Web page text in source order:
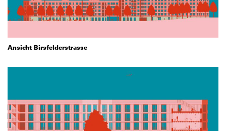
Ansicht Birsfelderstrasse